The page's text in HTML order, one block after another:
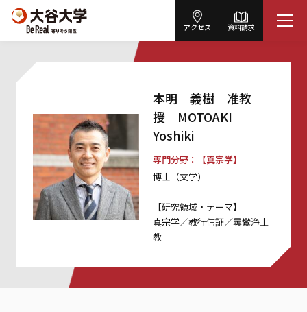
アクセス 資料請求
本明 義樹 准教
授 MOTOAKI
Yoshiki
専門分野
【真宗学】
博士（文学）
【研究領域・テーマ】
真宗学／教行信証／曇鸞浄土
教